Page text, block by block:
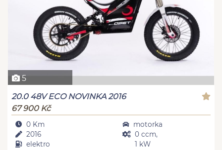
5
20.0 48V ECO NOVINKA 2016
67 900 Kč
0 Km
2016
elektro
motorka
0 ccm,
1 kW